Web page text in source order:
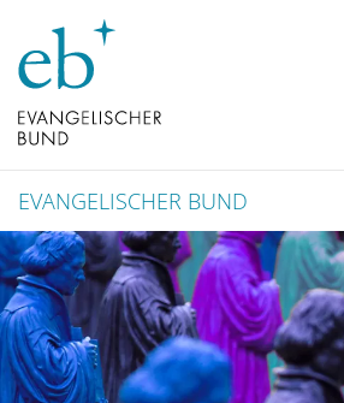
EVANGELISCHER BUND